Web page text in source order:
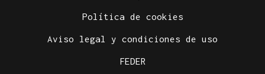
Política de cookies
Aviso legal y condiciones de uso
FEDER